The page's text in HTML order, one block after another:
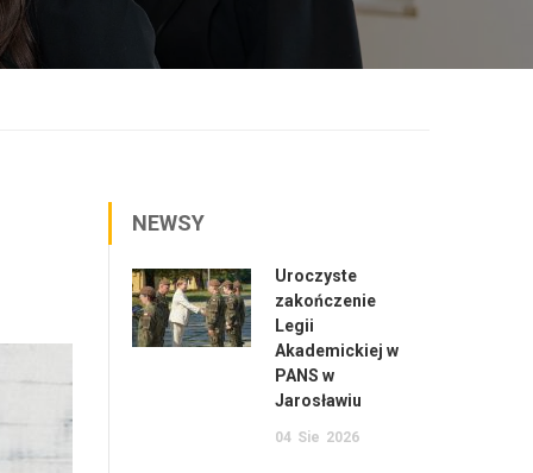
NEWSY
Uroczyste
zakończenie
Legii
Akademickiej w
PANS w
Jarosławiu
04 Sie 2026